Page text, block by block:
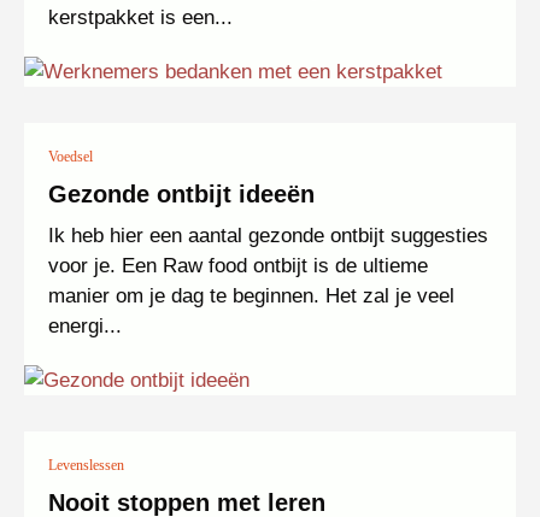
kerstpakket is een...
Voedsel
Gezonde ontbijt ideeën
Ik heb hier een aantal gezonde ontbijt suggesties
voor je. Een Raw food ontbijt is de ultieme
manier om je dag te beginnen. Het zal je veel
energi...
Levenslessen
Nooit stoppen met leren